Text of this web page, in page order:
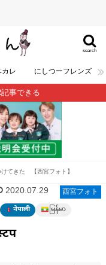
search
カレ にしつーフレンズ
事できる
てきた 【西宮フォト】
西宮フォト
2020.07.29
नेपाली မြန်မာ